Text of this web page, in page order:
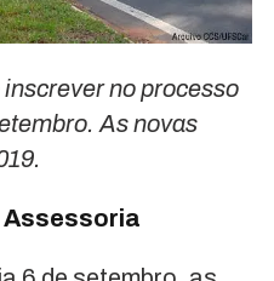
no processo
As novas
Assessoria